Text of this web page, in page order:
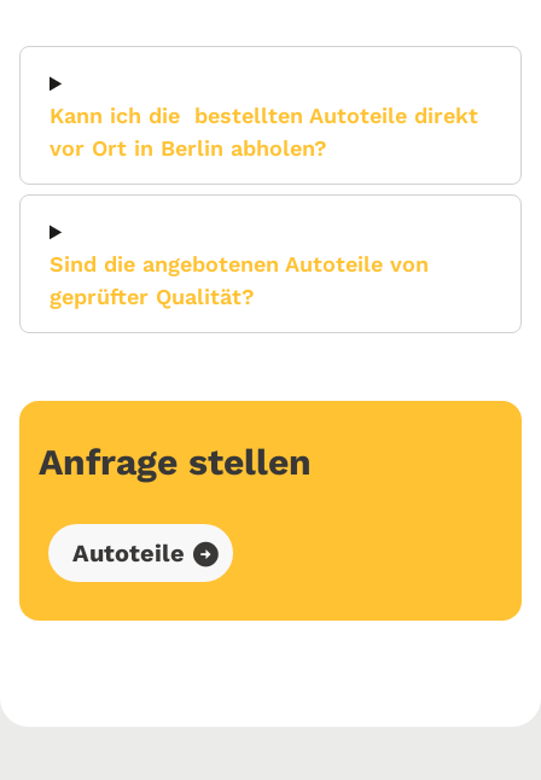
Kann ich die bestellten Autoteile direkt
vor Ort in Berlin abholen?
Sind die angebotenen Autoteile von
geprüfter Qualität?
Anfrage stellen
Autoteile